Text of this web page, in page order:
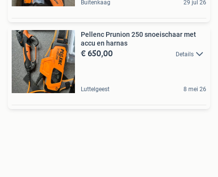
Buitenkaag 29 jul 26
Pellenc Prunion 250 snoeischaar met
accu en harnas
€ 650,00 Details
Luttelgeest 8 mei 26